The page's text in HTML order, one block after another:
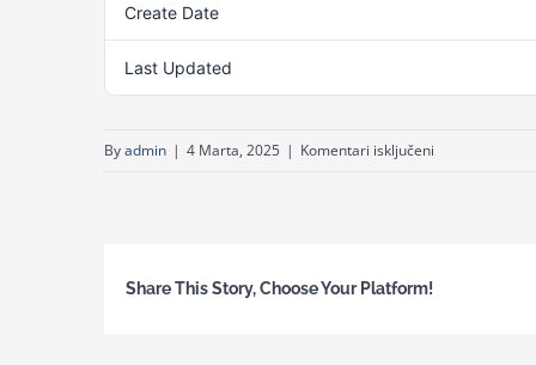
Create Date
Last Updated
Byadmin | 4 Marta, 2025 | Komentari isključeni
Share This Story, Choose Your Platform!